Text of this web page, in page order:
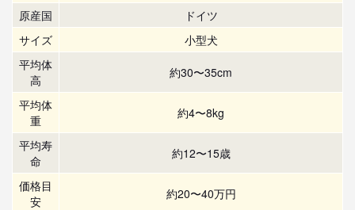
原産国
ドイツ
サイズ
小型犬
平均体
高
約30〜35cm
平均体
重
約4〜8kg
平均寿
命
約12〜15歳
価格目
安
約20〜40万円